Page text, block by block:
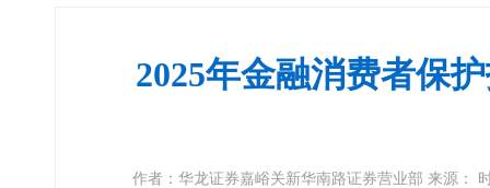
2025年金融消费者保
作者：华龙证券嘉峪关新华南路证券营业部 来源：